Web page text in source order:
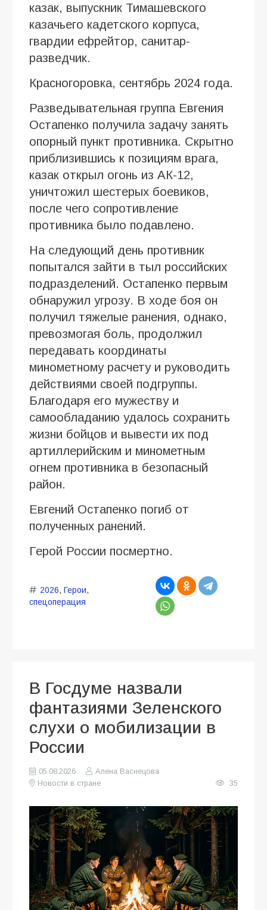
казак, выпускник Тимашевского
казачьего кадетского корпуса,
гвардии ефрейтор, санитар-
разведчик.
Красногоровка, сентябрь 2024 года.
Разведывательная группа Евгения
Остапенко получила задачу занять
опорный пункт противника. Скрытно
приблизившись к позициям врага,
казак открыл огонь из АК-12,
уничтожил шестерых боевиков,
после чего сопротивление
противника было подавлено.
На следующий день противник
попытался зайти в тыл российских
подразделений. Остапенко первым
обнаружил угрозу. В ходе боя он
получил тяжелые ранения, однако,
превозмогая боль, продолжил
передавать координаты
минометному расчету и руководить
действиями своей подгруппы.
Благодаря его мужеству и
самообладанию удалось сохранить
жизни бойцов и вывести их под
артиллерийским и минометным
огнем противника в безопасный
район.
Евгений Остапенко погиб от
полученных ранений.
Герой России посмертно.
2026, Герои,
спецоперация
В Госдуме назвали
фантазиями Зеленского
слухи о мобилизации в
России
05.08.2026
Алена Васнецова
Новости в стране
35